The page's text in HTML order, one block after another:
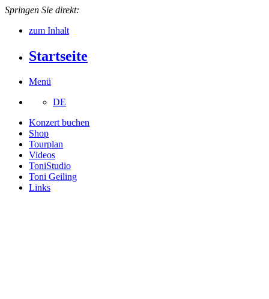
Springen Sie direkt:
zum Inhalt
Startseite
Menü
DE
Konzert buchen
Shop
Tourplan
Videos
ToniStudio
Toni Geiling
Links